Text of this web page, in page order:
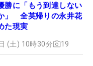
勝に「もう到達しない
」 全英帰りの永井花
た現実
(土) 10時30分 19